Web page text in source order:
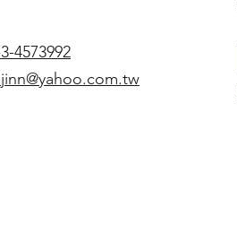
4573992